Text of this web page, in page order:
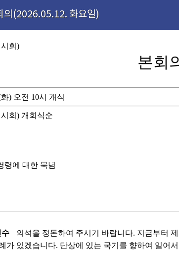
의(2026.05.12. 화요일)
회)
본회
) 오전 10시 개식
회) 개회식순
령에 대한 묵념
수
의석을 정돈하여 주시기 바랍니다. 지금부터
가 있겠습니다. 단상에 있는 국기를 향하여 일어